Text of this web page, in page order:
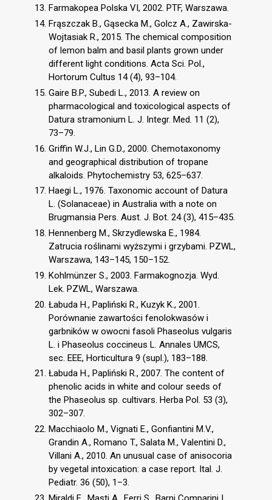
Farmakopea Polska VI, 2002. PTF, Warszawa.
Frąszczak B., Gąsecka M., Golcz A., Zawirska-
Wojtasiak R., 2015. The chemical composition
of lemon balm and basil plants grown under
different light conditions. Acta Sci. Pol.,
Hortorum Cultus 14 (4), 93–104.
Gaire B.P., Subedi L., 2013. A review on
pharmacological and toxicological aspects of
Datura stramonium L. J. Integr. Med. 11 (2),
73–79.
Griffin W.J., Lin G.D., 2000. Chemotaxonomy
and geographical distribution of tropane
alkaloids. Phytochemistry 53, 625–637.
Haegi L., 1976. Taxonomic account of Datura
L. (Solanaceae) in Australia with a note on
Brugmansia Pers. Aust. J. Bot. 24 (3), 415–435.
Hennenberg M., Skrzydlewska E., 1984.
Zatrucia roślinami wyższymi i grzybami. PZWL,
Warszawa, 143–145, 150–152.
Kohlmünzer S., 2003. Farmakognozja. Wyd.
Lek. PZWL, Warszawa.
Łabuda H., Papliński R., Kuzyk K., 2001.
Porównanie zawartości fenolokwasów i
garbników w owocni fasoli Phaseolus vulgaris
L. i Phaseolus coccineus L. Annales UMCS,
sec. EEE, Horticultura 9 (supl.), 183–188.
Łabuda H., Papliński R., 2007. The content of
phenolic acids in white and colour seeds of
the Phaseolus sp. cultivars. Herba Pol. 53 (3),
302–307.
Macchiaolo M., Vignati E., Gonfiantini M.V.,
Grandin A., Romano T., Salata M., Valentini D.,
Villani A., 2010. An unusual case of anisocoria
by vegetal intoxication: a case report. Ital. J.
Pediatr. 36 (50), 1–3.